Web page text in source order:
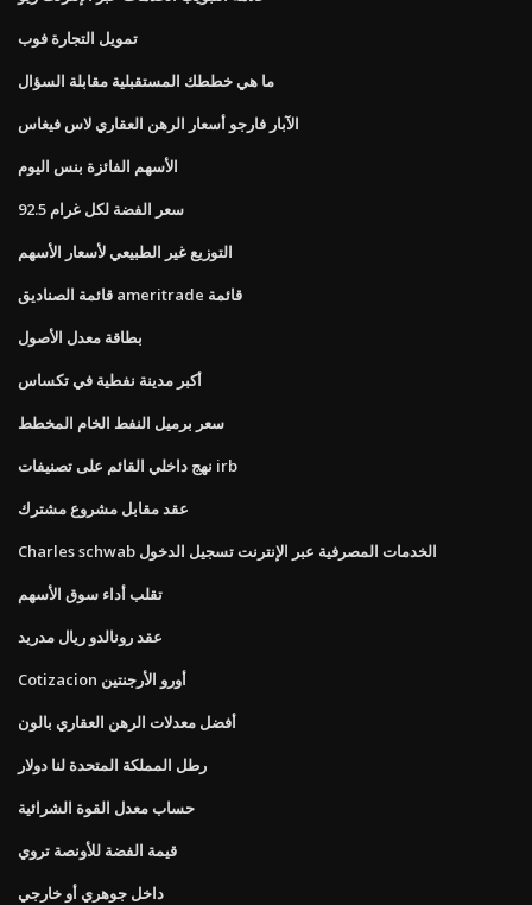
تمويل التجارة فوب
ما هي خططك المستقبلية مقابلة السؤال
الآبار فارجو أسعار الرهن العقاري لاس فيغاس
الأسهم الفائزة بنس اليوم
92.5 سعر الفضة لكل غرام
التوزيع غير الطبيعي لأسعار الأسهم
قائمة الصناديق ameritrade قائمة
بطاقة معدل الأصول
أكبر مدينة نفطية في تكساس
سعر برميل النفط الخام المخطط
نهج داخلي القائم على تصنيفات irb
عقد مقابل مشروع مشترك
Charles schwab الخدمات المصرفية عبر الإنترنت تسجيل الدخول
تقلب أداء سوق الأسهم
عقد رونالدو ريال مدريد
Cotizacion أورو الأرجنتين
أفضل معدلات الرهن العقاري بالون
رطل المملكة المتحدة لنا دولار
حساب معدل القوة الشرائية
قيمة الفضة للأونصة تروي
داخل جوهري أو خارجي